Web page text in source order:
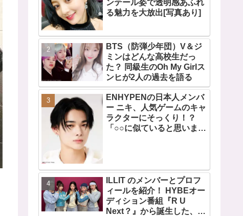
ンテール姿で透明感あふれ
る魅力を大放出[写真あり]
BTS（防弾少年団）V＆ジ
ミンはどんな高校生だっ
た？ 同級生のOh My Girlス
ンヒが2人の過去を語る
ENHYPENの日本人メンバ
ー ニキ、人気ゲームのキャ
ラクターにそっくり！？
「○○に似ていると思いま
「客観的な視点で自分を見
てるねｗｗ」
ILLIT のメンバーとプロフ
ィールを紹介！ HYBEオー
ディション番組『R U
Next？』から誕生した、日